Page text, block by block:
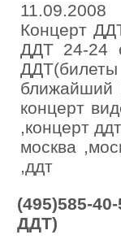
11.09.2008
Концерт
ДДТ 24-24
ближайший
концерт
,концерт
москва
,ддт
(495)585-
ДДТ)